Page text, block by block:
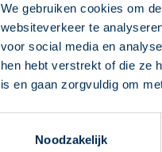
We gebruiken cookies om
websiteverkeer te
voor social media en
hen hebt verstrekt of die ze
is en gaan zorgvuldig om
Noodzakelijk
U krijgt het infuus
U gebruikt de injectie 1
U kunt vaker last
contact op met uw
Andere bijwerkingen
Bent u zwanger? Of